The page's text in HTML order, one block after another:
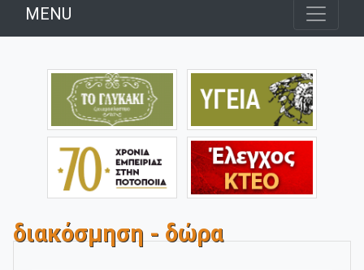
MENU
διακόσμηση - δώρα